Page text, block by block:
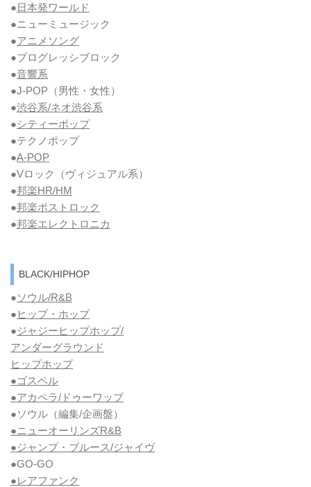
●日本発ワールド
●ニューミュージック
●アニメソング
●プログレッシブロック
●音響系
●J-POP（男性・女性）
●渋谷系/ネオ渋谷系
●シティーポップ
●テクノポップ
●A-POP
●Vロック
（ヴィジュアル系）
●邦楽HR/HM
●邦楽ポストロック
●邦楽エレクトロニカ
BLACK/HIPHOP
●ソウル/R&B
● ヒップ・ホップ
●ジャジーヒップホップ/
アンダーグラウンド
ヒップホップ
●ゴスペル
●アカペラ/ドゥーワップ
●ソウル （編集/企画盤）
●ニューオーリンズR&B
●ジャンプ・ブルース/ジャイヴ
●GO-GO
●レアファンク